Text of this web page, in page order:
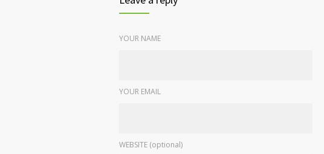
YOUR NAME
YOUR EMAIL
WEBSITE (optional)